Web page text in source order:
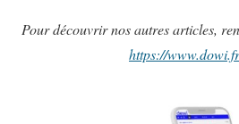
Pour découvrir nos autres articles,
https://